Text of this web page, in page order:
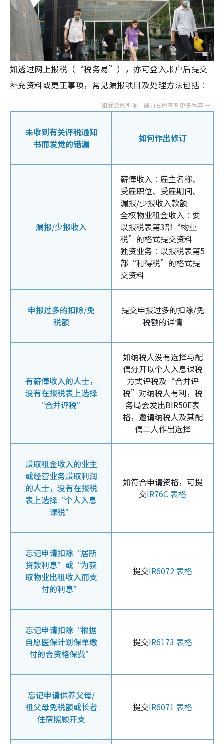
如透过网上报税（“税务易”），亦可登入账户后提交
补充资料或更正事项，常见漏报项目及处理方法包括︰
未收到有关评税通知
书而发觉的错漏
如何作出修订
漏报/少报收入
薪俸收入︰雇主名称、
受雇职位、受雇期间、
漏报/少报收入款额
全权物业租金收入︰要
以报税表第3部“物业
税”的格式提交资料
独资业务︰以报税表第5
部“利得税”的格式提
交资料
申报过多的扣除/免
税额
提交申报过多的扣除/免
税额的详情
有薪俸收入的人士，
没有在报税表上选择
“合并评税”
如纳税人没有选择与配
偶分开以个人入息课税
方式评税及“合并评
税”对纳税人有利，税
务局会发出BIR50E表
格，邀请纳税人及其配
偶二人作出选择
赚取租金收入的业主
或经营业务赚取利润
的人士，没有在报税
表上选择“个人入息
课税”
如符合申请资格，可提
交IR76C 表格
忘记申请扣除“居所
贷款利息”或“为获
取物业出租收入而支
付的利息”
提交IR6072 表格
忘记申请扣除“根据
自愿医保计划保单缴
付的合资格保费”
提交IR6173 表格
忘记申请供养父母/
祖父母免税额或长者
住宿照顾开支
提交IR6071 表格